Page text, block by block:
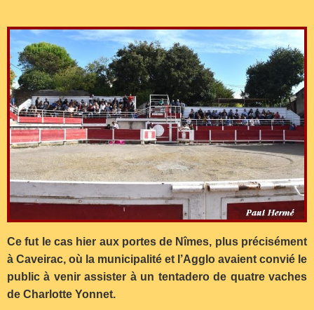
Ce fut le cas hier aux portes de Nîmes, plus précisément
à Caveirac, où la municipalité et l’Agglo avaient convié le
public à venir assister à un tentadero de quatre vaches
de Charlotte Yonnet.